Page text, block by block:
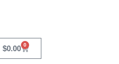
$0.00 0
Cart